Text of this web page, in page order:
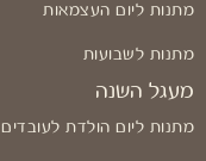
מתנות ליום העצמאות
מתנות לשבועות
מעגל השנה
מתנות ליום הולדת לעובדים